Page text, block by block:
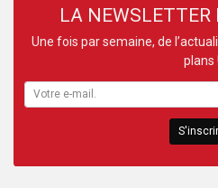
LA
Une fois par semaine, de
plans !